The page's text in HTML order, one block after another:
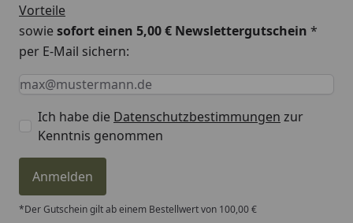
Vorteile
sowiesofort einen 5,00 € Newslettergutschein *
per E-Mail sichern:
Keine Eingabe erforderlich
Eingabe erforderlich
E-Mail *
Ich habe die Datenschutzbestimmungen zur
Kenntnis genommen
Anmelden
*Der Gutschein gilt ab einem Bestellwert von 100,00 €